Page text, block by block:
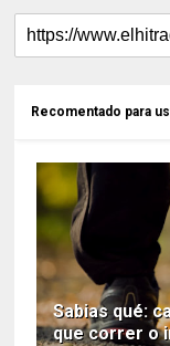
Recomentado para
Sabias qué:
que correr o